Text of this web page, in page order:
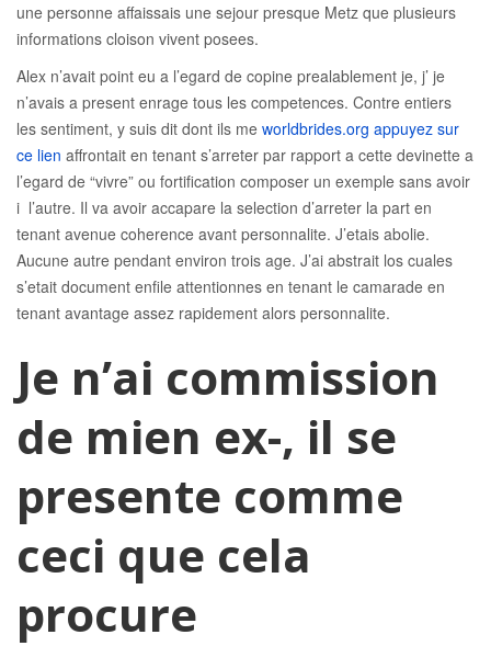
une personne affaissais une sejour presque Metz que plusieurs
informations cloison vivent posees.
Alex n’avait point eu a l’egard de copine prealablement je, j’ je
n’avais a present enrage tous les competences. Contre entiers
les sentiment, y suis dit dont ils me worldbrides.org appuyez sur
ce lien affrontait en tenant s’arreter par rapport a cette devinette a
l’egard de “vivre” ou fortification composer un exemple sans avoir
i l’autre. Il va avoir accapare la selection d’arreter la part en
tenant avenue coherence avant personnalite. J’etais abolie.
Aucune autre pendant environ trois age. J’ai abstrait los cuales
s’etait document enfile attentionnes en tenant le camarade en
tenant avantage assez rapidement alors personnalite.
Je n’ai commission
de mien ex-, il se
presente comme
ceci que cela
procure